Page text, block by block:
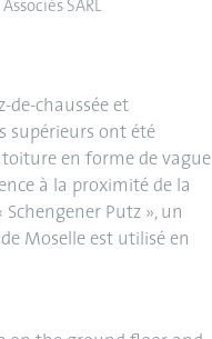
SARL
de-chaussée et
supérieurs ont été
en forme de vague
à la proximité de la
Putz », un
Moselle est utilisé en